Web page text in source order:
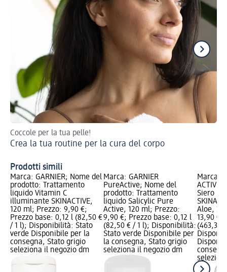
Coccole per la tua pelle!
Crea la tua routine per la cura del corpo
Prodotti simili
Marca: GARNIER; Nome del
prodotto: Trattamento
liquido Vitamin C
illuminante SKINACTIVE,
120 ml; Prezzo: 9,90 €;
Prezzo base: 0,12 l (82,50 €
/ 1 l); Disponibilità: Stato
verde Disponibile per la
consegna, Stato grigio
seleziona il negozio dm
Marca: GARNIER
PureActive; Nome del
prodotto: Trattamento
liquido Salicylic Pure
Active, 120 ml; Prezzo:
9,90 €; Prezzo base: 0,12 l
(82,50 € / 1 l); Disponibilità:
Stato verde Disponibile per
la consegna, Stato grigio
seleziona il negozio dm
Marca:
Siero
Aloe, 30
13,90 €;
(463,33